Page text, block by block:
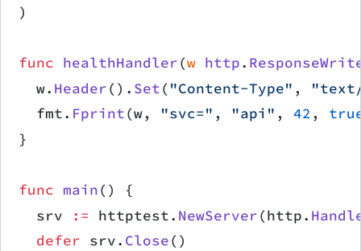
)
func healthHandler(w http.
	w.
Header(). Set( "Content-Type" ,
	fmt.
Fprint(w, "svc=" , "api" , 42,
}
func main() {
	srv
:= httptest. NewServer(http.
	defer
srv. Close()